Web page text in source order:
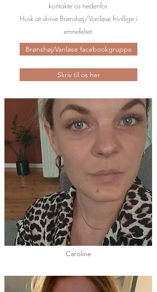
kontakte os nedenfor.
Husk at skrive Brønshøj/Vanløse frivillige i
emnefeltet.
Brønshøj/Vanløse facebookgruppe
Skriv til os her
Caroline